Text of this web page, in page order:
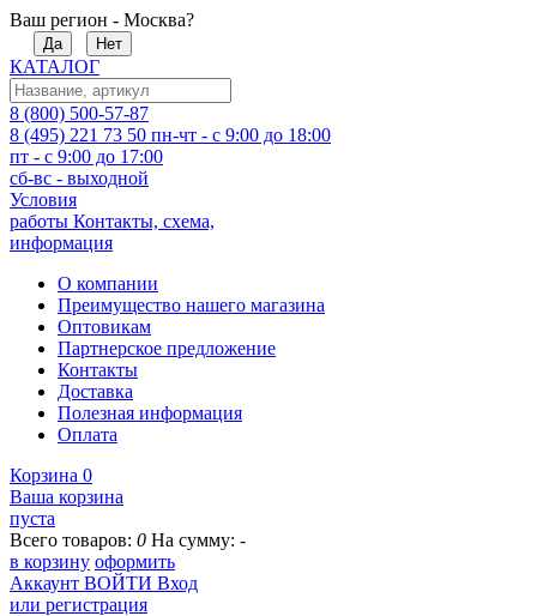
Ваш регион - Москва?
Да Нет
КАТАЛОГ
8 (800) 500-57-87
8 (495) 221 73 50 пн-чт - с 9:00 до 18:00
пт - с 9:00 до 17:00
сб-вс - выходной
Условия
работы Контакты, схема,
информация
О компании
Преимущество нашего магазина
Оптовикам
Партнерское предложение
Контакты
Доставка
Полезная информация
Оплата
Корзина 0
Ваша корзина
пуста
Всего товаров: 0 На сумму: -
в корзину оформить
Аккаунт ВОЙТИ Вход
или регистрация